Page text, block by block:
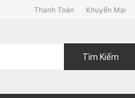
Thanh Toán Khuyến Mại
Tìm Kiếm